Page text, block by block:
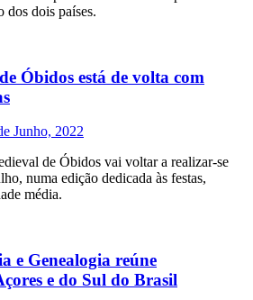
dos dois países.
Óbidos está de volta com
Junho, 2022
de Óbidos vai voltar a realizar-se
numa edição dedicada às festas,
média.
e Genealogia reúne
e do Sul do Brasil